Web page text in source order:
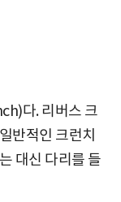
다. 리버스 크
반적인 크런치
대신 다리를 들